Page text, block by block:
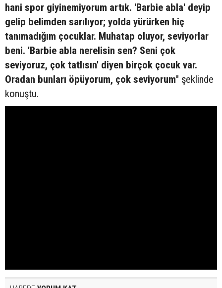
hani spor giyinemiyorum artık. 'Barbie abla' deyip
gelip belimden sarılıyor; yolda yürürken hiç
tanımadığım çocuklar. Muhatap oluyor, seviyorlar
beni. 'Barbie abla nerelisin sen? Seni çok
seviyoruz, çok tatlısın' diyen birçok çocuk var.
Oradan bunları öpüyorum, çok seviyorum" şeklinde
konuştu.